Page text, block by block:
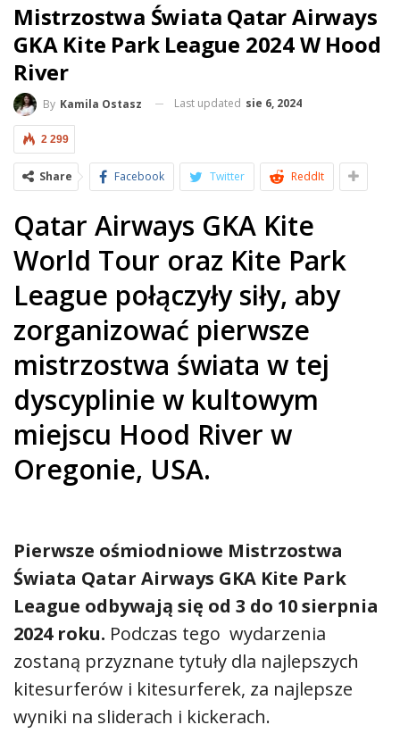
Mistrzostwa Świata Qatar Airways
GKA Kite Park League 2024 W Hood
River
By Kamila Ostasz Last updated sie 6, 2024
2 299
Share Facebook Twitter ReddIt
Qatar Airways GKA Kite
World Tour oraz Kite Park
League połączyły siły, aby
zorganizować pierwsze
mistrzostwa świata w tej
dyscyplinie w kultowym
miejscu Hood River w
Oregonie, USA.
Pierwsze ośmiodniowe Mistrzostwa
Świata Qatar Airways GKA Kite Park
League odbywają się od 3 do 10 sierpnia
2024 roku. Podczas tego wydarzenia
zostaną przyznane tytuły dla najlepszych
kitesurferów i kitesurferek, za najlepsze
wyniki na sliderach i kickerach.